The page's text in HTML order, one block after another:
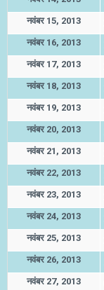
नवंबर 15, 2013
नवंबर 16, 2013
नवंबर 17, 2013
नवंबर 18, 2013
नवंबर 19, 2013
नवंबर 20, 2013
नवंबर 21, 2013
नवंबर 22, 2013
नवंबर 23, 2013
नवंबर 24, 2013
नवंबर 25, 2013
नवंबर 26, 2013
नवंबर 27, 2013